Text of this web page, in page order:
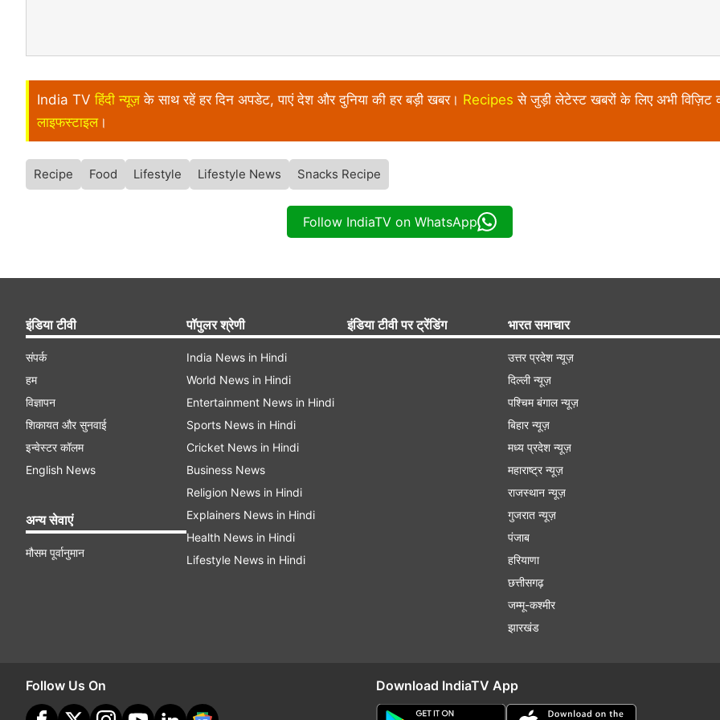
India TV हिंदी न्यूज़ के साथ रहें हर दिन अपडेट, पाएं देश और दुनिया की हर बड़ी खबर। Recipes से जुड़ी लेटेस्ट खबरों के लिए अभी विज़िट
लाइफस्टाइल।
Recipe Food Lifestyle Lifestyle News Snacks Recipe
Follow IndiaTV on WhatsApp
इंडिया टीवी
संपर्क
हम
विज्ञापन
शिकायत और सुनवाई
इन्वेस्टर कॉलम
English News
अन्य सेवाएं
मौसम पूर्वानुमान
पॉपुलर श्रेणी
India News in Hindi
World News in Hindi
Entertainment News in Hindi
Sports News in Hindi
Cricket News in Hindi
Business News
Religion News in Hindi
Explainers News in Hindi
Health News in Hindi
Lifestyle News in Hindi
इंडिया टीवी पर ट्रेंडिंग भारत समाचार
उत्तर प्रदेश न्यूज़
दिल्ली न्यूज़
पश्चिम बंगाल न्यूज़
बिहार न्यूज़
मध्य प्रदेश न्यूज़
महाराष्ट्र न्यूज़
राजस्थान न्यूज़
गुजरात न्यूज़
पंजाब
हरियाणा
छत्तीसगढ़
जम्मू-कश्मीर
झारखंड
Follow Us On Download IndiaTV App